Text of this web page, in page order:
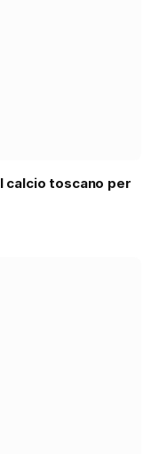
calcio toscano per